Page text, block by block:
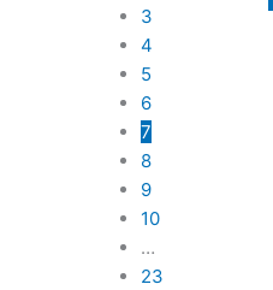
3
4
5
6
7
8
9
10
…
23